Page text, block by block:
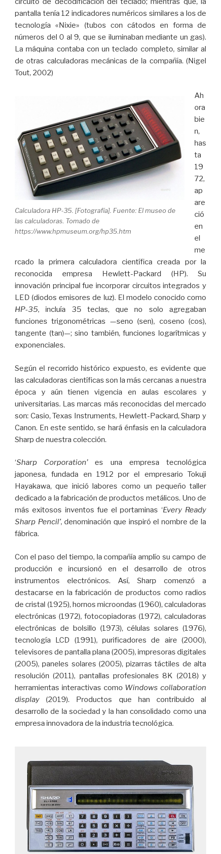
pantalla tenía 12 indicadores numéricos similares a los de
tecnología «Nixie» (tubos con cátodos en forma de
números del 0 al 9, que se iluminaban mediante un gas).
La máquina contaba con un teclado completo, similar al
de otras calculadoras mecánicas de la compañía. (Nigel
Tout, 2002)
Calculadora HP-35. [Fotografía]. Fuente: El museo de
las calculadoras. Tomado de
https://www.hpmuseum.org/hp35.htm
Ah
ora
bie
n,
has
ta
19
72,
ap
are
ció
en
el
me
rcado la primera calculadora científica creada por la
reconocida empresa Hewlett-Packard (HP). Su
innovación principal fue incorporar circuitos integrados y
LED (diodos emisores de luz). El modelo conocido como
HP-35, incluía 35 teclas, que no solo agregaban
funciones trigonométricas —seno (sen), coseno (cos),
tangente (tan)—; sino también, funciones logarítmicas y
exponenciales.
Según el recorrido histórico expuesto, es evidente que
las calculadoras científicas son la más cercanas a nuestra
época y aún tienen vigencia en aulas escolares y
universitarias. Las marcas más reconocidas del mercado
son: Casio, Texas Instruments, Hewlett-Packard, Sharp y
Canon. En este sentido, se hará énfasis en la calculadora
Sharp de nuestra colección.
‘Sharp Corporation’es una empresa tecnológica
japonesa, fundada en 1912 por el empresario Tokuji
Hayakawa, que inició labores como un pequeño taller
dedicado a la fabricación de productos metálicos. Uno de
más exitosos inventos fue el portaminas ‘Every Ready
Sharp Pencil’, denominación que inspiró el nombre de la
fábrica.
Con el paso del tiempo, la compañía amplío su campo de
producción e incursionó en el desarrollo de otros
instrumentos electrónicos. Así, Sharp comenzó a
destacarse en la fabricación de productos como radios
de cristal (1925), hornos microondas (1960), calculadoras
electrónicas (1972), fotocopiadoras (1972), calculadoras
electrónicas de bolsillo (1973), células solares (1976),
tecnología LCD (1991), purificadores de aire (2000),
televisores de pantalla plana (2005), impresoras digitales
(2005), paneles solares (2005), pizarras táctiles de alta
resolución (2011), pantallas profesionales 8K (2018) y
herramientas interactivas como Windows collaboration
display (2019). Productos que han contribuido al
desarrollo de la sociedad y la han consolidado como una
empresa innovadora de la industria tecnológica.